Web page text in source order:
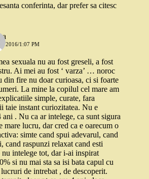
conferinta, dar prefer sa citesc
2016/1:07 PM
sexuala nu au fost greseli, a fost
Ai mei au fost ‘ varza’ … noroc
din fire nu doar curioasa, ci si foarte
La mine la copilul cel mare am
simple, curate, fara
taie instant curiozitatea. Nu e
ani . Nu ca ar intelege, ca sunt sigura
mare lucru, dar cred ca e oarecum o
simte cand spui adevarul, cand
cand raspunzi relaxat cand esti
nu intelege tot, dar i-ai inspirat
si nu mai sta sa isi bata capul cu
lucruri de intrebat , de descoperit.